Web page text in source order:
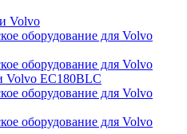
Volvo
оборудование для Volvo
оборудование для Volvo
Volvo EC180BLC
оборудование для Volvo
оборудование для Volvo